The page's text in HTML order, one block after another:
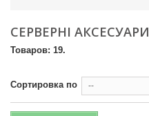
СЕРВЕРНІ АКСЕСУАРИ
Товаров: 19.
Сортировка по --